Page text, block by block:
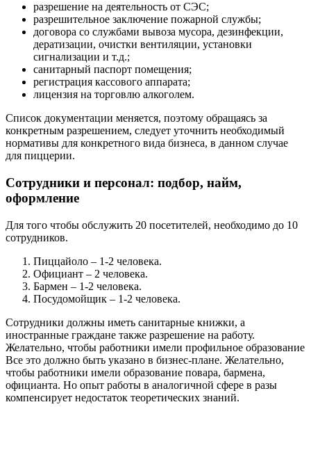
разрешение на деятельность от СЭС;
разрешительное заключение пожарной службы;
договора со службами вывоза мусора, дезинфекции,
дератизации, очистки вентиляции, установки
сигнализации и т.д.;
санитарный паспорт помещения;
регистрация кассового аппарата;
лицензия на торговлю алкоголем.
Список документации меняется, поэтому обращаясь за
конкретным разрешением, следует уточнить необходимый
нормативы для конкретного вида бизнеса, в данном случае
для пиццерии.
Сотрудники и персонал: подбор, найм,
оформление
Для того чтобы обслужить 20 посетителей, необходимо до 10
сотрудников.
Пиццайоло – 1-2 человека.
Официант – 2 человека.
Бармен – 1-2 человека.
Посудомойщик – 1-2 человека.
Сотрудники должны иметь санитарные книжки, а
иностранные граждане также разрешение на работу.
Желательно, чтобы работники имели профильное образование
Все это должно быть указано в бизнес-плане. Желательно,
чтобы работники имели образование повара, бармена,
официанта. Но опыт работы в аналогичной сфере в разы
компенсирует недостаток теоретических знаний.